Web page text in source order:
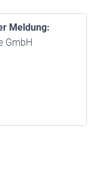
Meldung:
GmbH